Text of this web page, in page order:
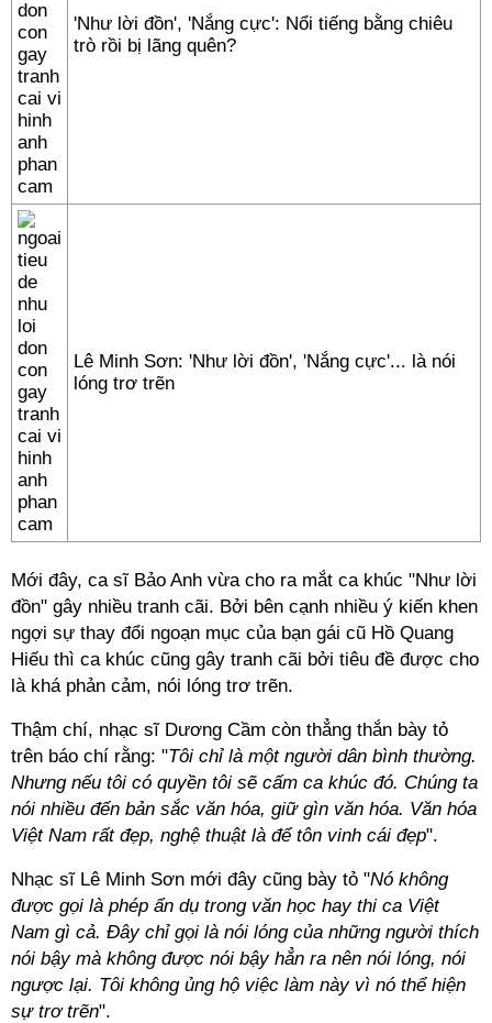
'Như lời đồn', 'Nắng cực': Nổi tiếng bằng chiêu
trò rồi bị lãng quên?
Lê Minh Sơn: 'Như lời đồn', 'Nắng cực'... là nói
lóng trơ trẽn
Mới đây, ca sĩ Bảo Anh vừa cho ra mắt ca khúc "Như lời
đồn" gây nhiều tranh cãi. Bởi bên cạnh nhiều ý kiến khen
ngợi sự thay đổi ngoạn mục của bạn gái cũ Hồ Quang
Hiếu thì ca khúc cũng gây tranh cãi bởi tiêu đề được cho
là khá phản cảm, nói lóng trơ trẽn.
Thậm chí, nhạc sĩ Dương Cầm còn thẳng thắn bày tỏ
trên báo chí rằng: "Tôi chỉ là một người dân bình thường.
Nhưng nếu tôi có quyền tôi sẽ cấm ca khúc đó. Chúng ta
nói nhiều đến bản sắc văn hóa, giữ gìn văn hóa. Văn hóa
Việt Nam rất đẹp, nghệ thuật là để tôn vinh cái đẹp".
Nhạc sĩ Lê Minh Sơn mới đây cũng bày tỏ "Nó không
được gọi là phép ẩn dụ trong văn học hay thi ca Việt
Nam gì cả. Đây chỉ gọi là nói lóng của những người thích
nói bậy mà không được nói bậy hẳn ra nên nói lóng, nói
ngược lại. Tôi không ủng hộ việc làm này vì nó thể hiện
sự trơ trẽn".